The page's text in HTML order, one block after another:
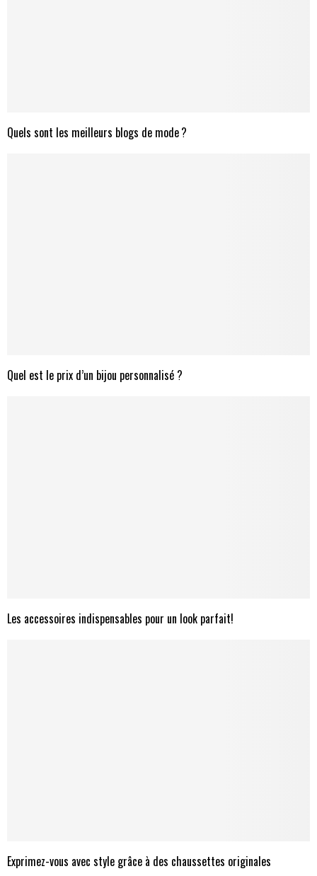
Quels sont les meilleurs blogs de mode ?
Quel est le prix d’un bijou personnalisé ?
Les accessoires indispensables pour un look parfait!
Exprimez-vous avec style grâce à des chaussettes originales